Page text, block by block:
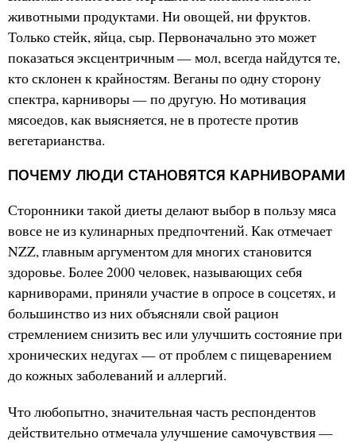
животными продуктами. Ни овощей, ни фруктов.
Только стейк, яйца, сыр. Первоначально это может
показаться эксцентричным — мол, всегда найдутся те,
кто склонен к крайностям. Веганы по одну сторону
спектра, карниворы — по другую. Но мотивация
мясоедов, как выясняется, не в протесте против
вегетарианства.
ПОЧЕМУ ЛЮДИ СТАНОВЯТСЯ КАРНИВОРАМИ
Сторонники такой диеты делают выбор в пользу мяса
вовсе не из кулинарных предпочтений. Как отмечает
NZZ, главным аргументом для многих становится
здоровье. Более 2000 человек, называющих себя
карниворами, приняли участие в опросе в соцсетях, и
большинство из них объясняли свой рацион
стремлением снизить вес или улучшить состояние при
хронических недугах — от проблем с пищеварением
до кожных заболеваний и аллергий.
Что любопытно, значительная часть респондентов
действительно отмечала улучшение самочувствия —